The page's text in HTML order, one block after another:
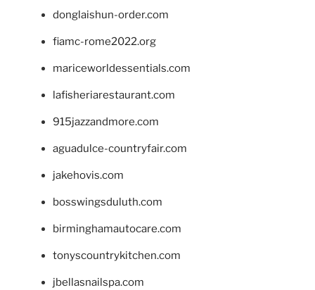
donglaishun-order.com
fiamc-rome2022.org
mariceworldessentials.com
lafisheriarestaurant.com
915jazzandmore.com
aguadulce-countryfair.com
jakehovis.com
bosswingsduluth.com
birminghamautocare.com
tonyscountrykitchen.com
jbellasnailspa.com